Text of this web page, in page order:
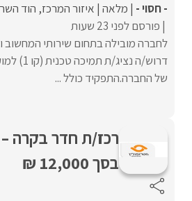
- חסוי - מלאה איזור המרכז הוד
פורסם לפני 23 שעות
לחברה מובילה בתחום שירותי המחשוב
דרוש/ה
של החברה.התפקיד כולל ...
רכז/ת חדר בקרה
בסך 12,000 ₪